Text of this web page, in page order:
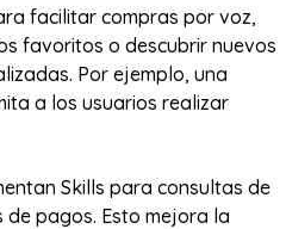
facilitar compras por voz,
favoritos o descubrir nuevos
Por ejemplo, una
a los usuarios realizar
Skills para consultas de
pagos. Esto mejora la